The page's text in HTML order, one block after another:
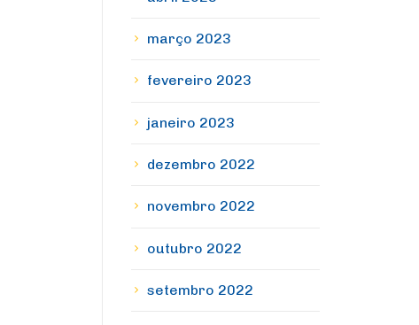
março 2023
fevereiro 2023
janeiro 2023
dezembro 2022
novembro 2022
outubro 2022
setembro 2022